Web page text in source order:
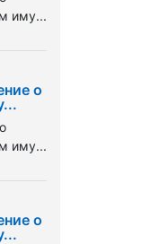
иму...
о
иму...
о